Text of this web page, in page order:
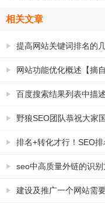
相关文章
提高网站关键词排名的
网站功能优化概述【摘
化手册】
百度搜索结果列表中描
description标签不一致
野狼SEO团队恭祝大家
排名+转化才行！SEO
都不能少
seo中高质量外链的识别
建设及推广一个网站需